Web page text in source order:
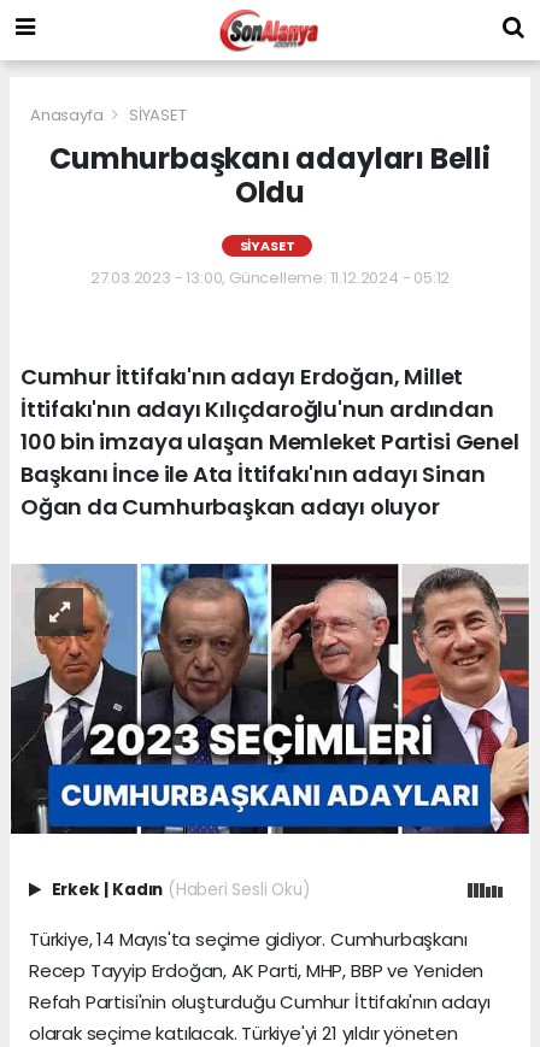
Anasayfa SİYASET
Cumhurbaşkanı adayları Belli
Oldu
SİYASET
27.03.2023 - 13:00, Güncelleme: 11.12.2024 - 05:12
Cumhur İttifakı'nın adayı Erdoğan, Millet
İttifakı'nın adayı Kılıçdaroğlu'nun ardından
100 bin imzaya ulaşan Memleket Partisi Genel
Başkanı İnce ile Ata İttifakı'nın adayı Sinan
Oğan da Cumhurbaşkan adayı oluyor
Erkek | Kadın (Haberi Sesli Oku)
Türkiye, 14 Mayıs'ta seçime gidiyor. Cumhurbaşkanı
Recep Tayyip Erdoğan, AK Parti, MHP, BBP ve Yeniden
Refah Partisi'nin oluşturduğu Cumhur İttifakı'nın adayı
olarak seçime katılacak. Türkiye'yi 21 yıldır yöneten